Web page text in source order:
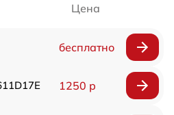
Цена
бесплатно
1250 р